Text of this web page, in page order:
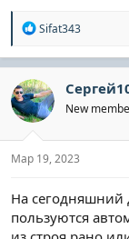
Р
а
к
ц
и
и
Sifat343
New
Мар 19, 2023
На сегодняшний
пользуются